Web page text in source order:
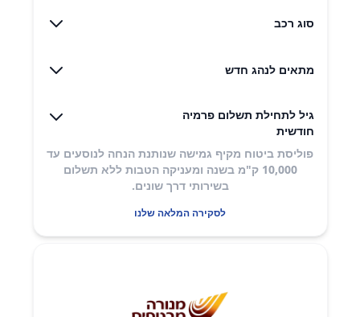
סוג רכב
מתאים לנהג חדש
גיל לתחילת תשלום פרמיה
חודשית
פוליסת ביטוח מקיף גמישה שנותנת הנחה לנוסעים עד
10,000 ק"מ בשנה ומעניקה הטבות ללא תשלום
בשירותי דרך שונים​.
לסקירה המלאה שלנו